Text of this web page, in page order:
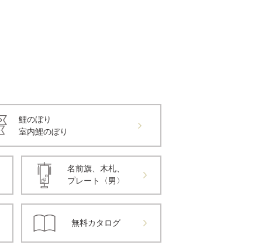
鯉のぼり
室内鯉のぼり
名前旗、木札、
プレート〈男〉
無料カタログ